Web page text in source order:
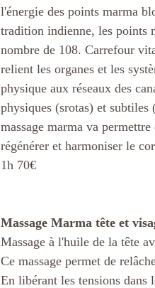
l'énergie des points marma
tradition indienne, les points
nombre de 108. Carrefour
relient les organes et les
physique aux réseaux des
physiques (srotas) et subtiles
massage marma va
régénérer et harmoniser le
1h 70€
Massage Marma tête et
Massage à l'huile de la tête
Ce massage permet de
En libérant les tensions dans